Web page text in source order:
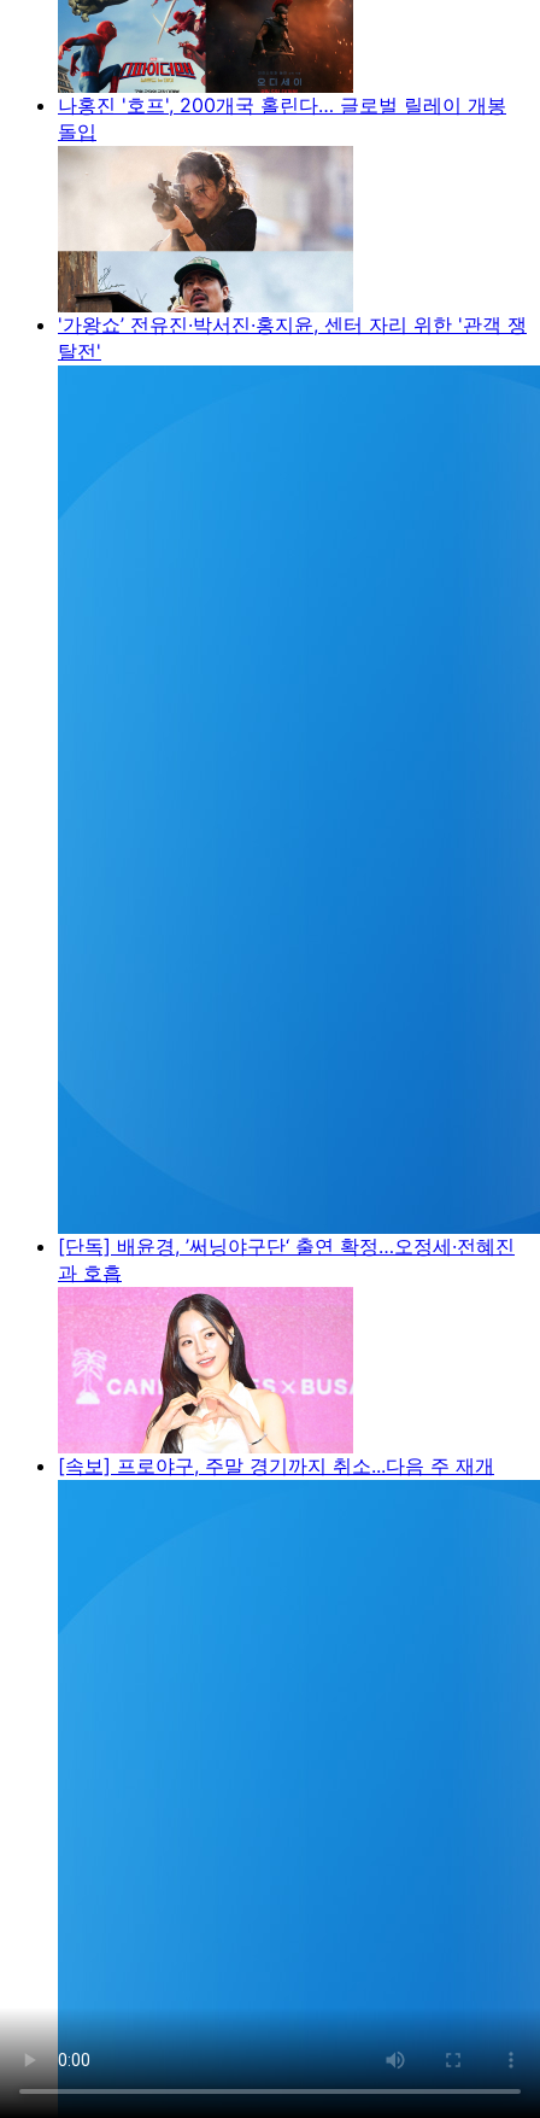
나홍진 '호프', 200개국 홀린다… 글로벌 릴레이 개봉
돌입
'가왕쇼’ 전유진·박서진·홍지윤, 센터 자리 위한 '관객 쟁
탈전'
[단독] 배윤경, ’써닝야구단‘ 출연 확정…오정세·전혜진
과 호흡
[속보] 프로야구, 주말 경기까지 취소...다음 주 재개